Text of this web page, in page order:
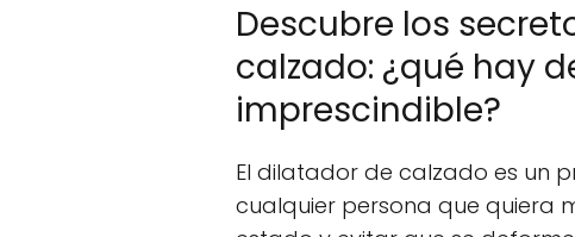
Descubre los
calzado: ¿qué hay
imprescindible?
El dilatador de calzado es un
cualquier persona que quiera